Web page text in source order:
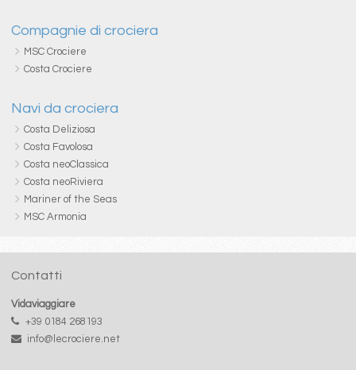
Compagnie di crociera
MSC Crociere
Costa Crociere
Navi da crociera
Costa Deliziosa
Costa Favolosa
Costa neoClassica
Costa neoRiviera
Mariner of the Seas
MSC Armonia
Contatti
Vidaviaggiare
+39 0184 268193
info@lecrociere.net